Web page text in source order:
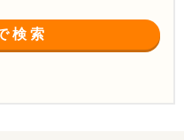
検索